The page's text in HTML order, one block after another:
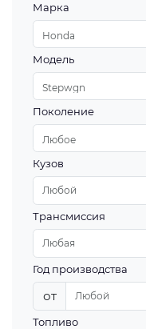
Марка
Honda
Модель
Stepwgn
Поколение
Любое
Кузов
Трансмиссия
Год производства
от
Топливо